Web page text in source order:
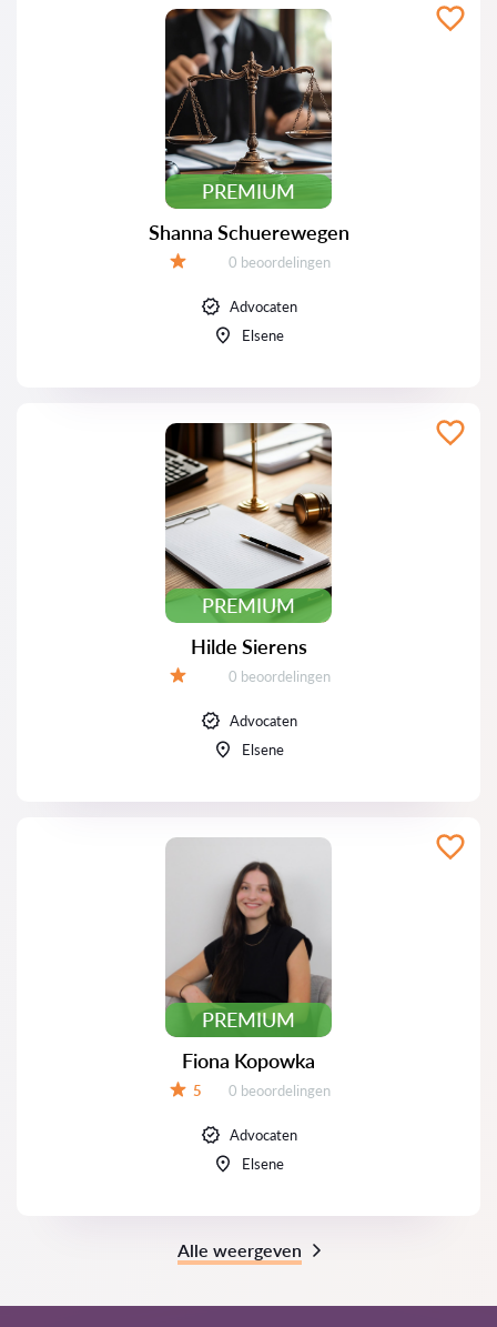
PREMIUM
Shanna Schuerewegen
Beoordelingen:
0 beoordelingen
Advocaten
Elsene
PREMIUM
Hilde Sierens
Beoordelingen:
0 beoordelingen
Advocaten
Elsene
PREMIUM
Fiona Kopowka
5 Beoordelingen:
0 beoordelingen
Advocaten
Elsene
Alle weergeven